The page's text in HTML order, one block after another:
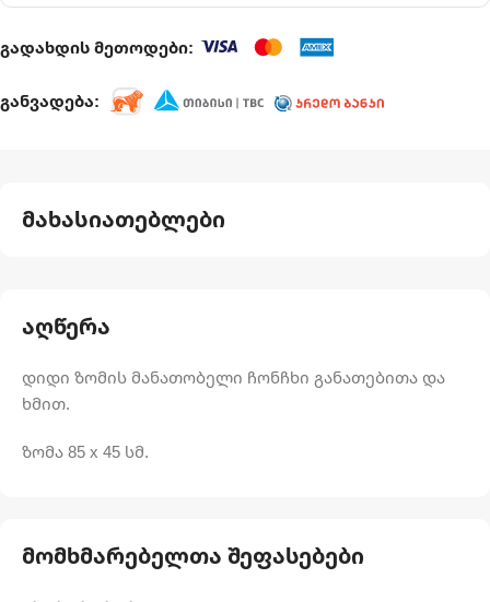
გადახდის მეთოდები:
განვადება:
აღწერა
დიდი ზომის მანათობელი ჩონჩხი განათებითა და
ხმით.
ზომა 85 x 45 სმ.
მახასიათებლები
მომხმარებელთა შეფასებები